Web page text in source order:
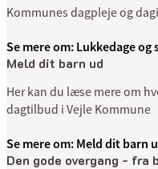
Kommunes dagpleje og
Se mere om: Lukkedage og
Meld dit barn ud
Her kan du læse mere om
dagtilbud i Vejle Kommune
Se mere om: Meld dit barn
Den gode overgang - fra